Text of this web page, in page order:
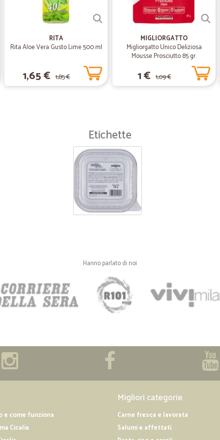
RITA
Rita Aloe Vera Gusto Lime 500 ml
1,65 € 1,85 €
MIGLIORGATTO
Migliorgatto Unico Deliziosa
Mousse Prosciutto 85 gr.
1 € 1,09 €
Etichette
Hanno parlato di noi
e come funziona
Cicalia
Migliori categorie
Carne fresca e lavorata
Salumi e affettati